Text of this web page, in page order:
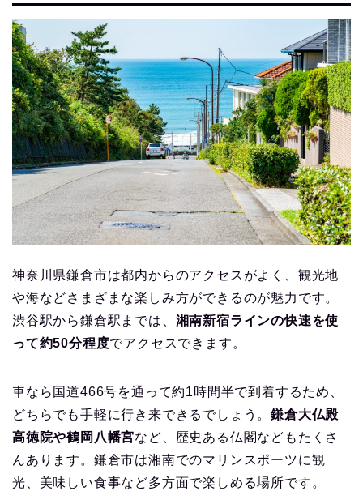
神奈川県鎌倉市は都内からのアクセスがよく、観光地
や海などさまざまな楽しみ方ができるのが魅力です。
渋谷駅から鎌倉駅までは、 湘南新宿ラインの快速を使
って約50分程度でアクセスできます。
車なら国道466号を通って約1時間半で到着するため、
どちらでも手軽に行き来できるでしょう。鎌倉大仏殿
高徳院や鶴岡八幡宮など、歴史ある仏閣などもたくさ
んあります。鎌倉市は湘南でのマリンスポーツに観
光、美味しい食事など多方面で楽しめる場所です。